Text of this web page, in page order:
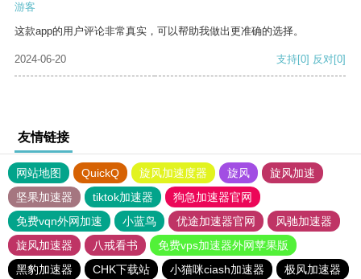
游客
这款app的用户评论非常真实，可以帮助我做出更准确的选择。
2024-06-20 支持[0] 反对[0]
友情链接
网站地图 QuickQ 旋风加速度器 旋风
旋风加速
坚果加速器
tiktok加速器
狗急加速器官网
免费vqn外网加速
小蓝鸟 优途加速器官网
风驰加速器
旋风加速器
八戒看书
免费vps加速器外网苹果版
黑豹加速器
CHK下载站 小猫咪ciash加速器
极风加速器